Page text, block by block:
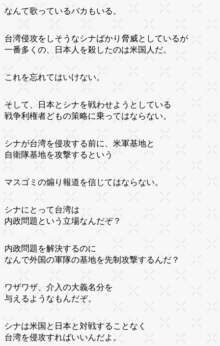
なんて歌っているバカもいる。
台湾侵攻をしそうなシナばかり脅威としているが
一番多くの、日本人を殺したのは米国人だ。
これを忘れてはいけない。
そして、日本とシナを戦わせようとしている
戦争利権者どもの策略に乗ってはならない。
シナが台湾を侵攻する前に、米軍基地と
自衛隊基地を攻撃するという
マスゴミの煽り報道を信じてはならない。
シナにとって台湾は
内政問題という立場なんだぞ？
内政問題を解決するのに
なんで外国の軍隊の基地を先制攻撃するんだ？
ワザワザ、介入の大義名分を
与えるようなもんだぞ。
シナは米国と日本と対戦することなく
台湾を侵攻すればいいんだよ。